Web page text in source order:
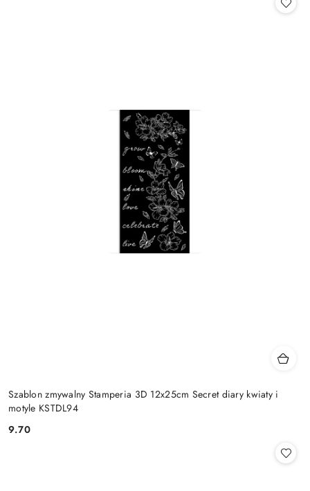
Szablon zmywalny Stamperia 3D 12x25cm Secret diary kwiaty i
motyle KSTDL94
Cena:
9.70